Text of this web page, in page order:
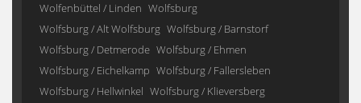
Wolfenbüttel / Linden Wolfsburg
Wolfsburg / Alt Wolfsburg Wolfsburg / Barnstorf
Wolfsburg / Detmerode Wolfsburg / Ehmen
Wolfsburg / Eichelkamp Wolfsburg / Fallersleben
Wolfsburg / Hellwinkel Wolfsburg / Klieversberg